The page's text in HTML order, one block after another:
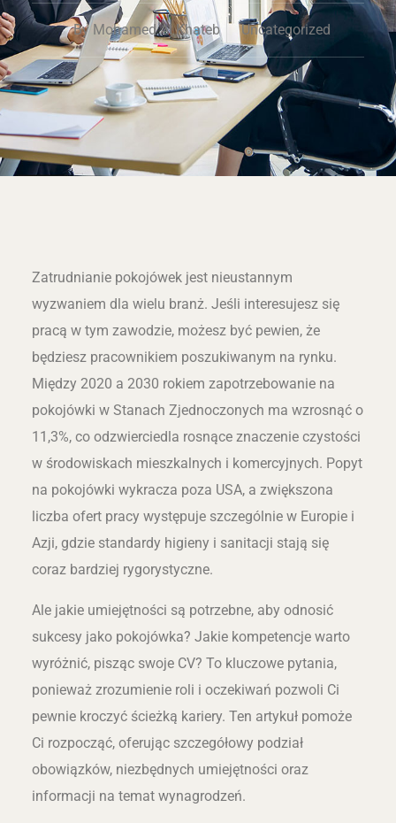
ByMohamed Al Khateb Uncategorized
Zatrudnianie pokojówek jest nieustannym
wyzwaniem dla wielu branż. Jeśli interesujesz się
pracą w tym zawodzie, możesz być pewien, że
będziesz pracownikiem poszukiwanym na rynku.
Między 2020 a 2030 rokiem zapotrzebowanie na
pokojówki w Stanach Zjednoczonych ma wzrosnąć o
11,3%, co odzwierciedla rosnące znaczenie czystości
w środowiskach mieszkalnych i komercyjnych. Popyt
na pokojówki wykracza poza USA, a zwiększona
liczba ofert pracy występuje szczególnie w Europie i
Azji, gdzie standardy higieny i sanitacji stają się
coraz bardziej rygorystyczne.
Ale jakie umiejętności są potrzebne, aby odnosić
sukcesy jako pokojówka? Jakie kompetencje warto
wyróżnić, pisząc swoje CV? To kluczowe pytania,
ponieważ zrozumienie roli i oczekiwań pozwoli Ci
pewnie kroczyć ścieżką kariery. Ten artykuł pomoże
Ci rozpocząć, oferując szczegółowy podział
obowiązków, niezbędnych umiejętności oraz
informacji na temat wynagrodzeń.